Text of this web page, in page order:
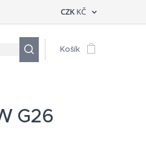
CZK KČ
Košík
G26